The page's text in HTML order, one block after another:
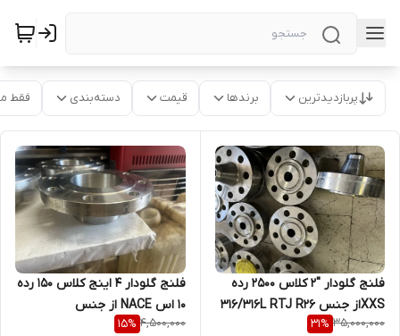
پربازدیدترین برندها قیمت دسته‌بندی فقط
فلنج گلودار "2 کلاس 2500 رده
XXSاز جنس 316/316L RTJ R26
NIC فابریک
35,000,000
31%
فلنج گلودار 4 اینج کلاس 150 رده
10 اس NACE از جنس
SA182F316/316L کپی
4,500,000
15%